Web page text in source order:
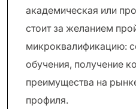
академическая или
стоит за желанием
микроквалификацию:
обучения, получение
преимущества на
профиля.